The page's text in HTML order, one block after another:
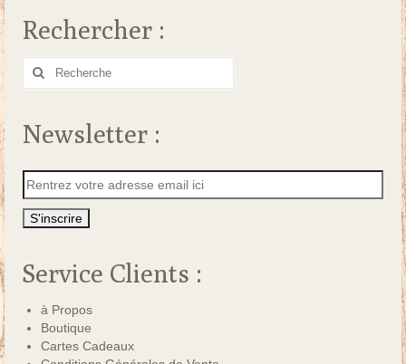
Rechercher :
Rechercher
Newsletter :
Service Clients :
à Propos
Boutique
Cartes Cadeaux